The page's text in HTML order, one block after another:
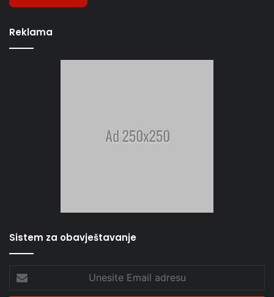
Reklama
Sistem za obavještavanje
Email